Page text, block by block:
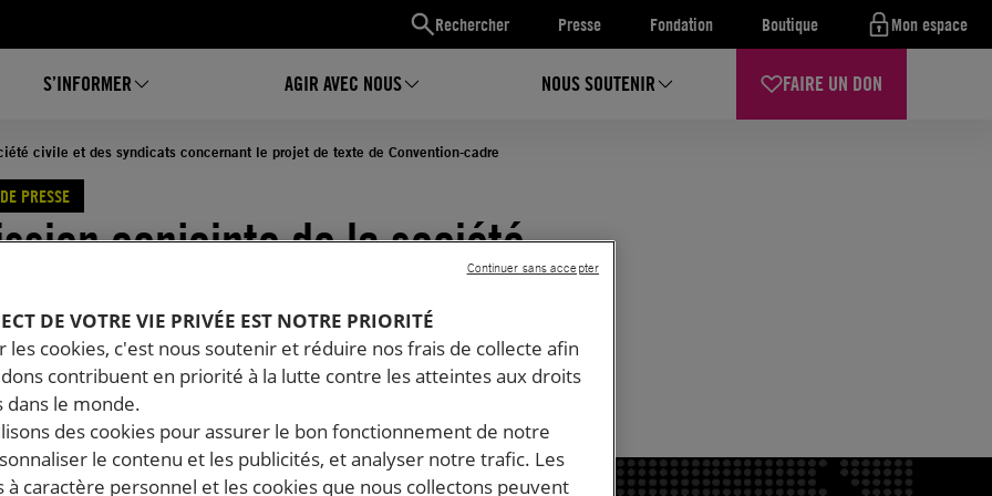
Rechercher Presse Fondation Boutique Mon espace
S’INFORMER AGIR AVEC NOUS NOUS SOUTENIR FAIRE UN DON
civile et des syndicats concernant le projet de texte de Convention-cadre
PRESSE
conjointe de la société
et des syndicats concernant le
de texte de Convention-cadre
Temps de lecture estimé : 1 minute
DE VOTRE VIE PRIVÉE EST NOTRE PRIORITÉ
les cookies, c'est nous soutenir et réduire nos frais de collecte afin
contribuent en priorité à la lutte contre les atteintes aux droits
dans le monde.
des cookies pour assurer le bon fonctionnement de notre
le contenu et les publicités, et analyser notre trafic. Les
à caractère personnel et les cookies que nous collectons peuvent
Continuer sans accepter